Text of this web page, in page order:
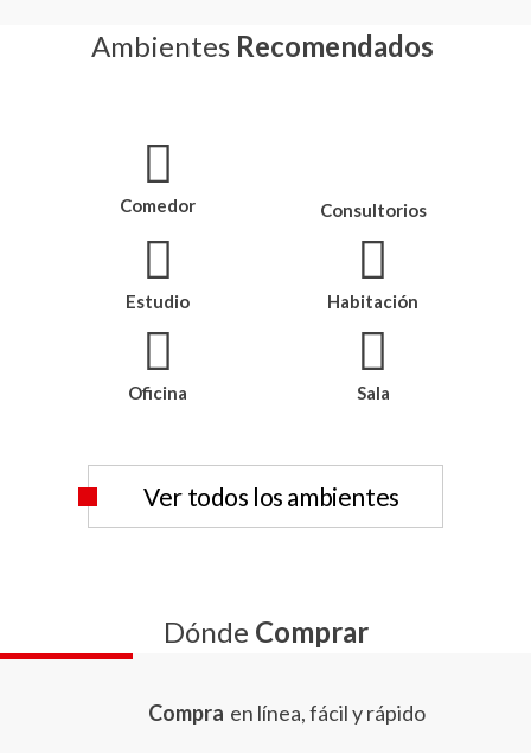
Ambientes Recomendados
Comedor Consultorios
Estudio Habitación
Oficina Sala
Ver todos los ambientes
Dónde Comprar
Compra en línea, fácil y rápido